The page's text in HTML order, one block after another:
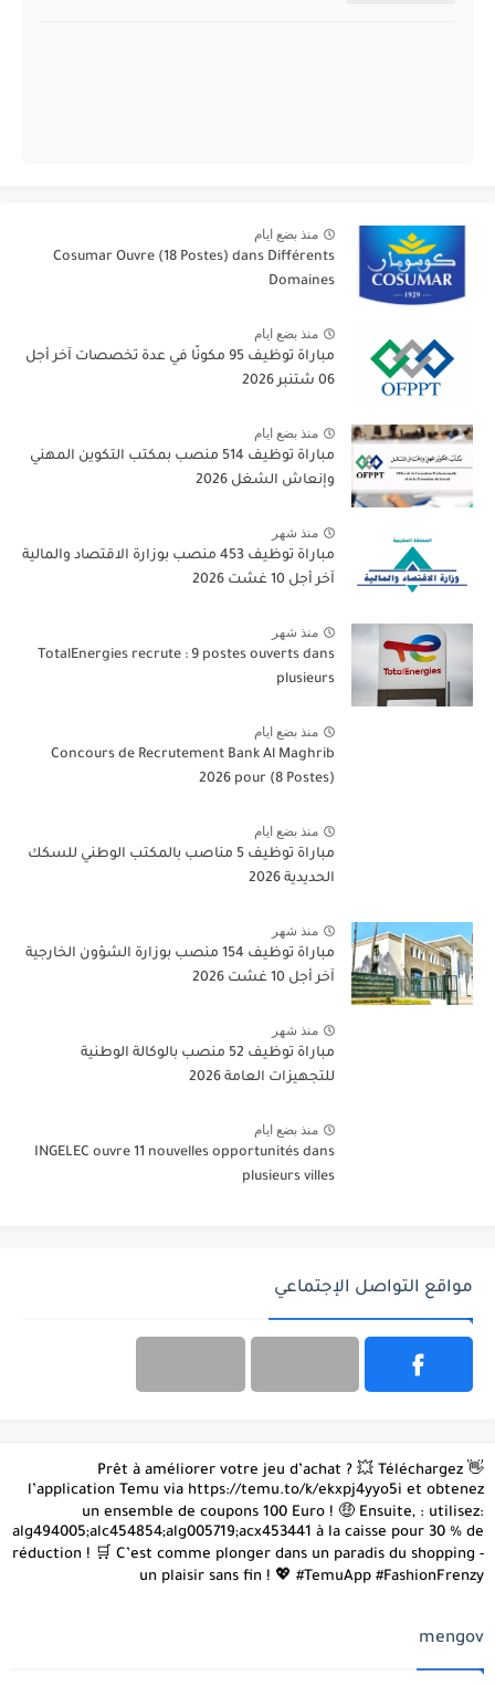
منذ بضع ايام
Cosumar Ouvre (18 Postes) dans Différents
Domaines
منذ بضع ايام
مباراة توظيف 95 مكونًا في عدة تخصصات آخر أجل
06 شتنبر 2026
منذ بضع ايام
مباراة توظيف 514 منصب بمكتب التكوين المهني
وإنعاش الشغل 2026
منذ شهر
مباراة توظيف 453 منصب بوزارة الاقتصاد والمالية
آخر أجل 10 غشت 2026
منذ شهر
TotalEnergies recrute : 9 postes ouverts dans
plusieurs
منذ بضع ايام
Concours de Recrutement Bank Al Maghrib
2026 pour (8 Postes)
منذ بضع ايام
مباراة توظيف 5 مناصب بالمكتب الوطني للسكك
الحديدية 2026
منذ شهر
مباراة توظيف 154 منصب بوزارة الشؤون الخارجية
آخر أجل 10 غشت 2026
منذ شهر
مباراة توظيف 52 منصب بالوكالة الوطنية
للتجهيزات العامة 2026
منذ بضع ايام
INGELEC ouvre 11 nouvelles opportunités dans
plusieurs villes
مواقع التواصل الإجتماعي
👋 Prêt à améliorer votre jeu d’achat ? 💥 Téléchargez
l’application Temu via https://temu.to/k/ekxpj4yyo5i et obtenez
un ensemble de coupons 100 Euro ! 🤑 Ensuite, : utilisez:
alg494005;alc454854;alg005719;acx453441 à la caisse pour 30 % de
réduction ! 🛒 C’est comme plonger dans un paradis du shopping -
un plaisir sans fin ! 💖 #TemuApp #FashionFrenzy
mengov